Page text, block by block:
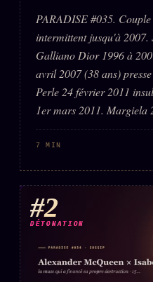
Soumettre un tip
Nous écrire
Business
Mentions légales
llms.txt
PARADISE #035.
intermittent jusqu'à 2007.
Galliano Dior 1996 à
avril 2007 (38 ans)
Perle 24 février 2011
1er mars 2011. Margiela
7 MIN
#2
DÉTONATION